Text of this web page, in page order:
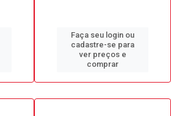
Faça seu login ou
cadastre-se para
ver preços e
comprar